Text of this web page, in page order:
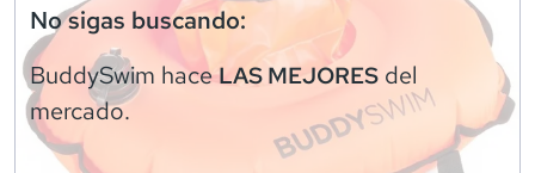
No sigas buscando:
BuddySwim haceLAS MEJORES del
mercado.